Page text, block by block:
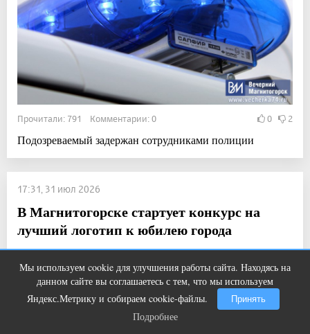
Прочитали: 791 Комментарии: 0 0 2
Подозреваемый задержан сотрудниками полиции
17:31, 31 июл 2026
В Магнитогорске стартует конкурс на
лучший логотип к юбилею города
Актуально / Новости
Мы используем cookie для улучшения работы сайта. Находясь на
данном сайте вы соглашаетесь с тем, что мы используем
Яндекс.Метрику и собираем cookie-файлы.
Принять
Подробнее
Ролик из Омска: вы будете смеяться
долго
Подробнее